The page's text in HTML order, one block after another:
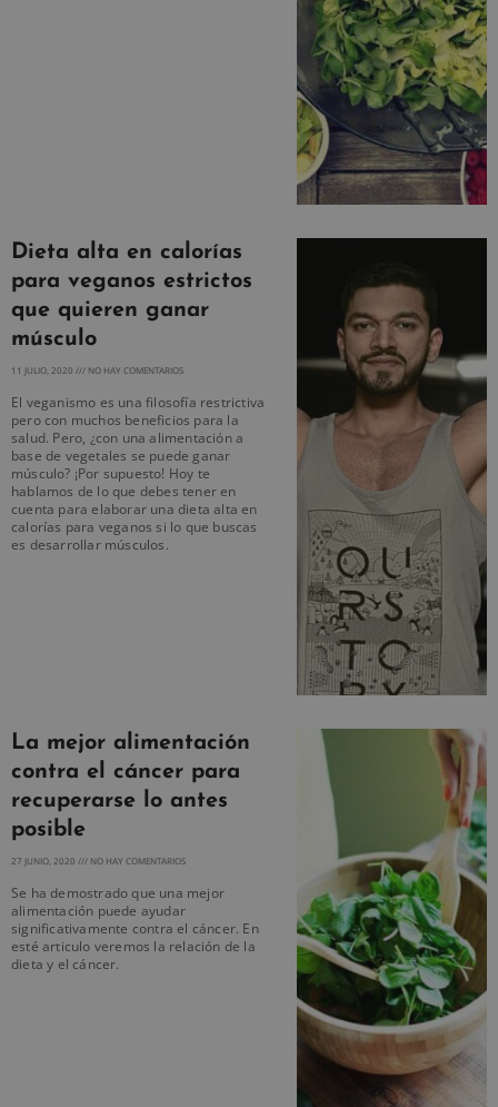
Dieta alta en calorías
para veganos estrictos
que quieren ganar
músculo
11 JULIO, 2020 NO HAY COMENTARIOS
El veganismo es una filosofía restrictiva
pero con muchos beneficios para la
salud. Pero, ¿con una alimentación a
base de vegetales se puede ganar
músculo? ¡Por supuesto! Hoy te
hablamos de lo que debes tener en
cuenta para elaborar una dieta alta en
calorías para veganos si lo que buscas
es desarrollar músculos.
La mejor alimentación
contra el cáncer para
recuperarse lo antes
posible
27 JUNIO, 2020 NO HAY COMENTARIOS
Se ha demostrado que una mejor
alimentación puede ayudar
significativamente contra el cáncer. En
esté articulo veremos la relación de la
dieta y el cáncer.